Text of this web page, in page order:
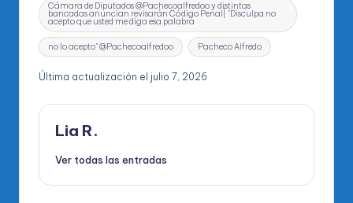
Cámara de Diputados @Pachecoalfredoo y distintas
bancadas anuncian revisarán Código Penal| "Disculpa no
acepto que usted me diga esa palabra
no lo acepto" @Pachecoalfredoo Pacheco Alfredo
Última actualización el julio 7, 2026
Lia R.
Ver todas las entradas